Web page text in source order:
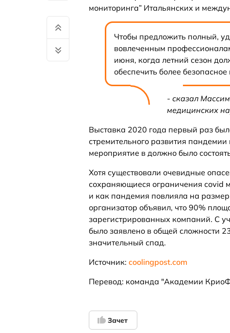
мониторинга” Итальянских и
Чтобы предложить полный,
вовлеченным
июня, когда летний сезон
обеспечить более
- сказал
медицинских
Выставка 2020 года первый раз
стремительного развития
мероприятие в должно было
Хотя существовали очевидные
сохраняющиеся ограничения covid
и как пандемия повлияла на размер
организатор объявил, что 90%
зарегистрированных компаний. С
было заявлено в общей сложности
значительный спад.
Источник: coolingpost.com
Перевод: команда "Академии
Зачет